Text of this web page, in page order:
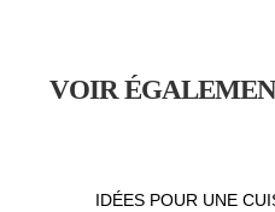
VOIR
IDÉES POUR UNE